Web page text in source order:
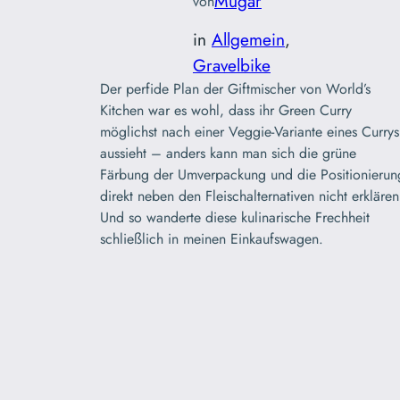
in Allgemein
Gravelbike
Der perfide Plan der Giftmischer von World’s
Kitchen war es wohl, dass ihr Green Curry
möglichst nach einer Veggie-Variante eines Currys
aussieht – anders kann man sich die grüne
Färbung der Umverpackung und die
direkt neben den Fleischalternativen nicht
Und so wanderte diese kulinarische Frechheit
schließlich in meinen Einkaufswagen.